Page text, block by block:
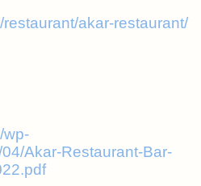
akar-restaurant/
wp-
Akar-Restaurant-Bar-